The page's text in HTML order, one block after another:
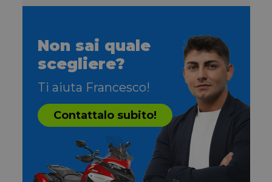
Non sai quale
scegliere?
Ti aiuta Francesco!
Contattalo subito!